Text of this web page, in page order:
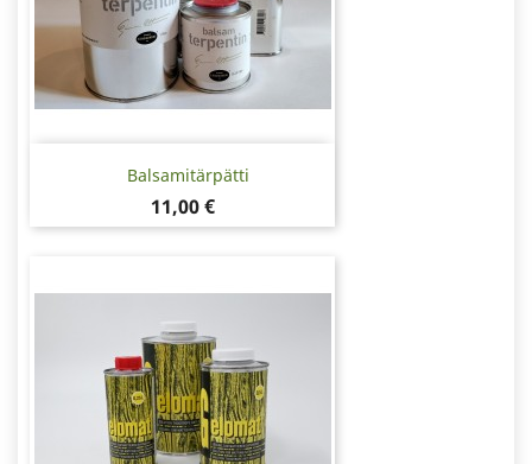
Balsamitärpätti
Hinta
11,00 €